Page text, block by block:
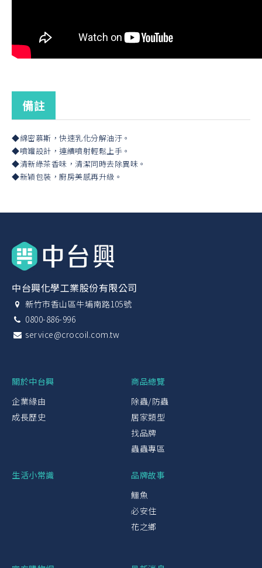
備註
◆綿密慕斯，快速乳化分解油汙。
◆噴罐設計，連續噴射輕鬆上手。
◆清新綠茶香味，清潔同時去除異味。
◆新穎包裝，廚房美感再升級。
中台興化學工業股份有限公司
新竹市香山區牛埔南路105號
0800-886-996
service@crocoil.com.tw
關於中台興
企業緣由
成長歷史
商品總覽
除蟲/防蟲
居家類型
找品牌
蟲蟲專區
生活小常識
品牌故事
鱷魚
必安住
花之鄉